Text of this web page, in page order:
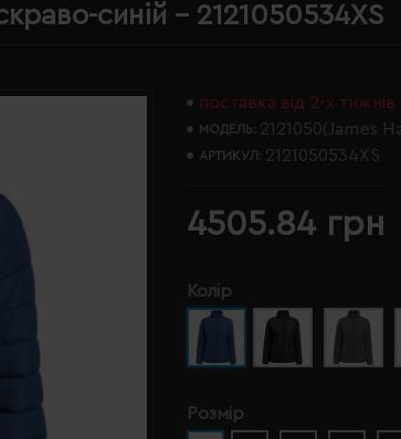
синій - 2121050534XS
поставка від 2-х тижнів
МОДЕЛЬ: 2121050(James
АРТИКУЛ: 2121050534XS
4505.84 грн
Колір
Розмір